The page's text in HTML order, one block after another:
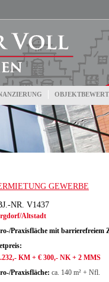
GEWERBE
NR. V1437
Altstadt
Praxisfläche mit barrierefreiem
KM + € 300,- NK + 2 MMS
Praxisfläche: ca. 140 m² + Nfl.